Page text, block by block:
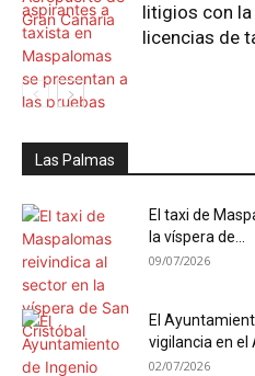
litigios con
licencias de
Las Palmas
El taxi de
la víspera de...
09/07/2026
El
vigilancia en el
02/07/2026